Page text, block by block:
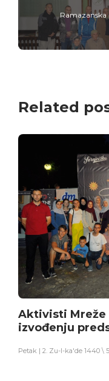
Related
Aktivisti Mreže
izvođenju
Petak | 2. Zu-l-ka'de 1440 \